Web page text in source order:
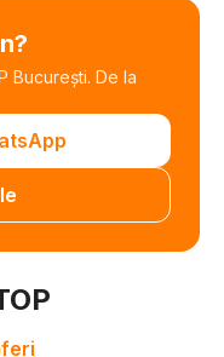
București. De la